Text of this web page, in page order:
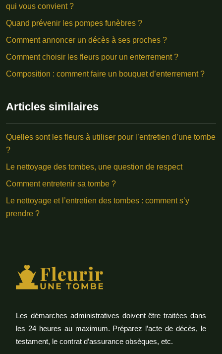
qui vous convient ?
Quand prévenir les pompes funèbres ?
Comment annoncer un décès à ses proches ?
Comment choisir les fleurs pour un enterrement ?
Composition : comment faire un bouquet d’enterrement ?
Articles similaires
Quelles sont les fleurs à utiliser pour l’entretien d’une tombe
?
Le nettoyage des tombes, une question de respect
Comment entretenir sa tombe ?
Le nettoyage et l’entretien des tombes : comment s’y
prendre ?
Les démarches administratives doivent être traitées dans
les 24 heures au maximum. Préparez l’acte de décès, le
testament, le contrat d’assurance obsèques, etc.